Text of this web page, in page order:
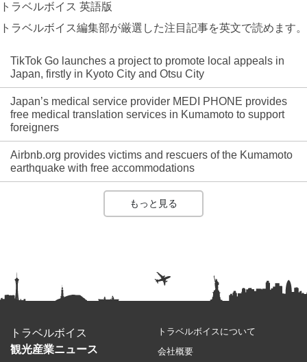
トラベルボイス 英語版
トラベルボイス編集部が厳選した注目記事を英文で読めます。
TikTok Go launches a project to promote local appeals in
Japan, firstly in Kyoto City and Otsu City
Japan’s medical service provider MEDI PHONE provides
free medical translation services in Kumamoto to support
foreigners
Airbnb.org provides victims and rescuers of the Kumamoto
earthquake with free accommodations
もっと見る
トラベルボイス
観光産業ニュース
トラベルボイスについて
会社概要